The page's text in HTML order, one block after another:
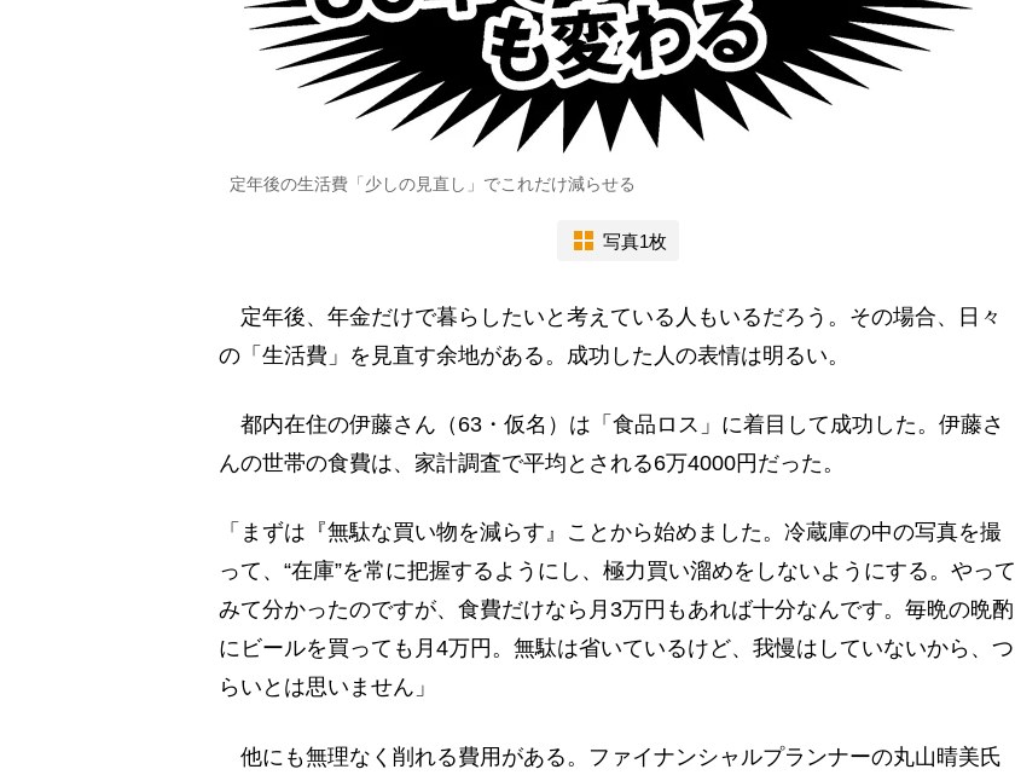
定年後の生活費「少しの見直し」でこれだけ減らせる
写真1枚
定年後、年金だけで暮らしたいと考えている人もいるだろう。その場合、日々
の「生活費」を見直す余地がある。成功した人の表情は明るい。
都内在住の伊藤さん（63・仮名）は「食品ロス」に着目して成功した。伊藤さ
んの世帯の食費は、家計調査で平均とされる6万4000円だった。
「まずは『無駄な買い物を減らす』ことから始めました。冷蔵庫の中の写真を撮
って、“在庫”を常に把握するようにし、極力買い溜めをしないようにする。やって
みて分かったのですが、食費だけなら月3万円もあれば十分なんです。毎晩の晩酌
にビールを買っても月4万円。無駄は省いているけど、我慢はしていないから、つ
らいとは思いません」
他にも無理なく削れる費用がある。ファイナンシャルプランナーの丸山晴美氏